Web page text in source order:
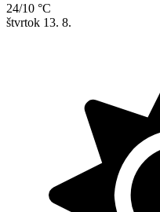
24/10 °C
štvrtok 13. 8.